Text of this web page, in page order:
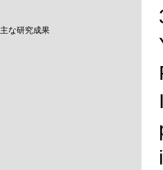
主な研究成果